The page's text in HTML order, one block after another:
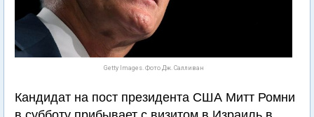
Getty Images. Фото Дж. Салливан
Кандидат на пост президента США Митт Ромни